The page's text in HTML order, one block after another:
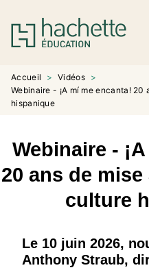
MENU RECHERCHE
PIED DE PAGE
Accueil > Vidéos
>
Webinaire - ¡A mí me encanta! 20
hispanique
Webinaire -
20 ans de mise
culture
Le 10 juin 2026,
Anthony Straub,